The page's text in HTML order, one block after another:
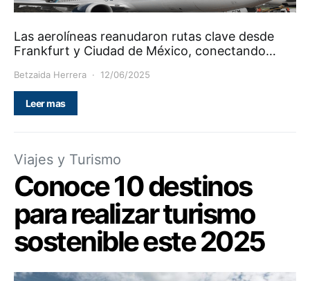
Las aerolíneas reanudaron rutas clave desde
Frankfurt y Ciudad de México, conectando…
Betzaida Herrera 12/06/2025
Leer mas
Viajes y Turismo
Conoce 10 destinos
para realizar turismo
sostenible este 2025